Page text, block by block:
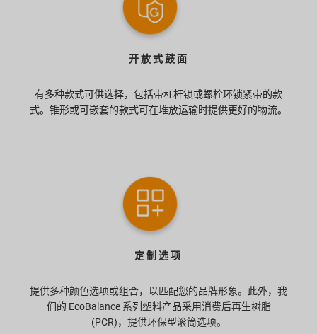
开放式鼓面
有多种款式可供选择，包括带杠杆锁或螺栓环锁紧带的款
式。锥形或可嵌套的款式可在堆放运输时提供更好的物流。
定制选项
提供多种颜色选项或组合，以匹配您的品牌形象。此外，我
们的 EcoBalance 系列塑料产品采用消费后再生树脂
(PCR)，提供环保型滚筒选项。